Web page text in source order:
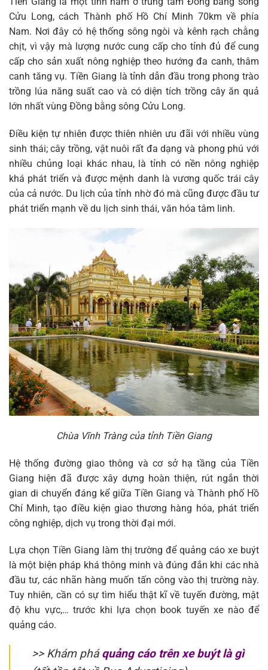
Cửu Long, cách Thành phố Hồ Chí Minh 70km về phía
Nam. Nơi đây có hệ thống sông ngòi và kênh rạch chằng
chịt, vì vậy mà lượng nước cung cấp cho tỉnh đủ để cung
cấp cho sản xuất nông nghiệp theo hướng đa canh, thâm
canh tăng vụ. Tiền Giang là tỉnh dẫn đầu trong phong trào
trồng lúa năng suất cao và có diện tích trồng cây ăn quả
lớn nhất vùng Đồng bằng sông Cửu Long.
Điều kiện tự nhiên được thiên nhiên ưu đãi với nhiều vùng
sinh thái; cây trồng, vật nuôi rất đa dạng và phong phú với
nhiều chủng loại khác nhau, là tỉnh có nền nông nghiệp
khá phát triển và được mệnh danh là vương quốc trái cây
của cả nước. Du lịch của tỉnh nhờ đó mà cũng được đầu tư
phát triển mạnh về du lịch sinh thái, văn hóa tâm linh.
Chùa Vĩnh Tràng của tỉnh Tiền Giang
Hệ thống đường giao thông và cơ sở hạ tầng của Tiền
Giang hiện đã được xây dựng hoàn thiện, rút ngắn thời
gian di chuyển đáng kể giữa Tiền Giang và Thành phố Hồ
Chí Minh, tạo điều kiện giao thương hàng hóa, phát triển
công nghiệp, dịch vụ trong thời đại mới.
Lựa chọn Tiền Giang làm thị trường để quảng cáo xe buýt
là một biện pháp khá thông minh và đúng đắn khi các nhà
đầu tư, các nhãn hàng muốn tấn công vào thị trường này.
Tuy nhiên, cần có sự tìm hiểu thật kĩ về tuyến đường, mật
độ khu vực,… trước khi lựa chọn book tuyến xe nào để
quảng cáo.
>> Khám pháquảng cáo trên xe buýt là gì